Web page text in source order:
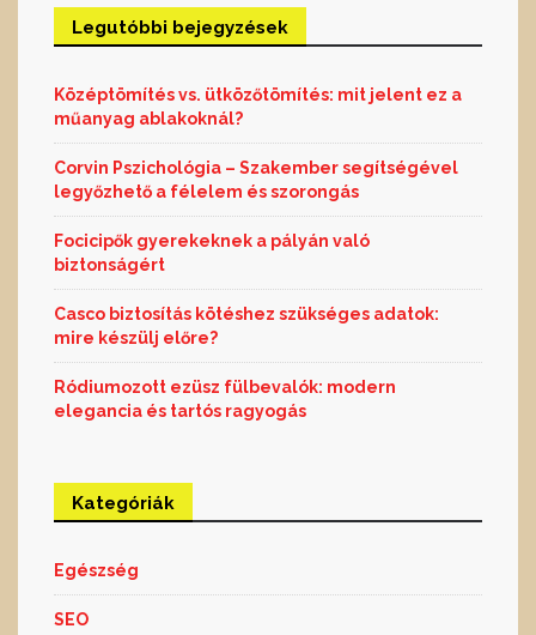
Legutóbbi bejegyzések
Középtömítés vs. ütközőtömítés: mit jelent ez a
műanyag ablakoknál?
Corvin Pszichológia – Szakember segítségével
legyőzhető a félelem és szorongás
Focicipők gyerekeknek a pályán való
biztonságért
Casco biztosítás kötéshez szükséges adatok:
mire készülj előre?
Ródiumozott ezüsz fülbevalók: modern
elegancia és tartós ragyogás
Kategóriák
Egészség
SEO